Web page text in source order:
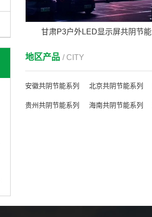
甘肃P3户外LED显示屏共阴节能
地区产品 / CITY
安徽共阴节能系列 北京共阴节能系列
贵州共阴节能系列 海南共阴节能系列